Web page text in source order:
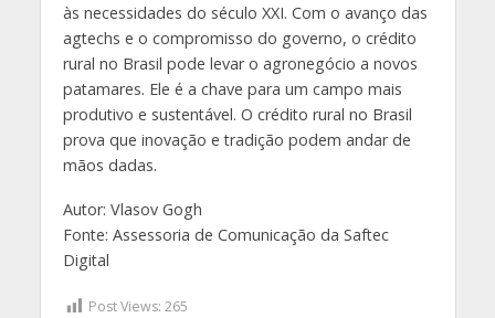
às necessidades do século XXI. Com o avanço das
agtechs e o compromisso do governo, o crédito
rural no Brasil pode levar o agronegócio a novos
patamares. Ele é a chave para um campo mais
produtivo e sustentável. O crédito rural no Brasil
prova que inovação e tradição podem andar de
mãos dadas.
Autor: Vlasov Gogh
Fonte: Assessoria de Comunicação da Saftec
Digital
Post Views: 265